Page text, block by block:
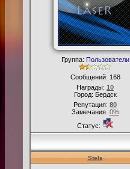
Группа: Пользователи
Сообщений: 168
Награды: 10
Город: Бердск
Репутация: 80
Замечания: 0%
Статус:
Stels